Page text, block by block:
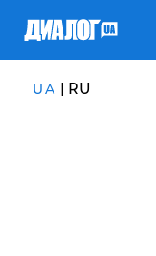
UA | RU